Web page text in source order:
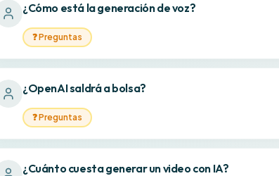
¿Cómo está la generación de voz?
❓Preguntas
¿OpenAI saldrá a bolsa?
❓Preguntas
¿Cuánto cuesta generar un video con IA?